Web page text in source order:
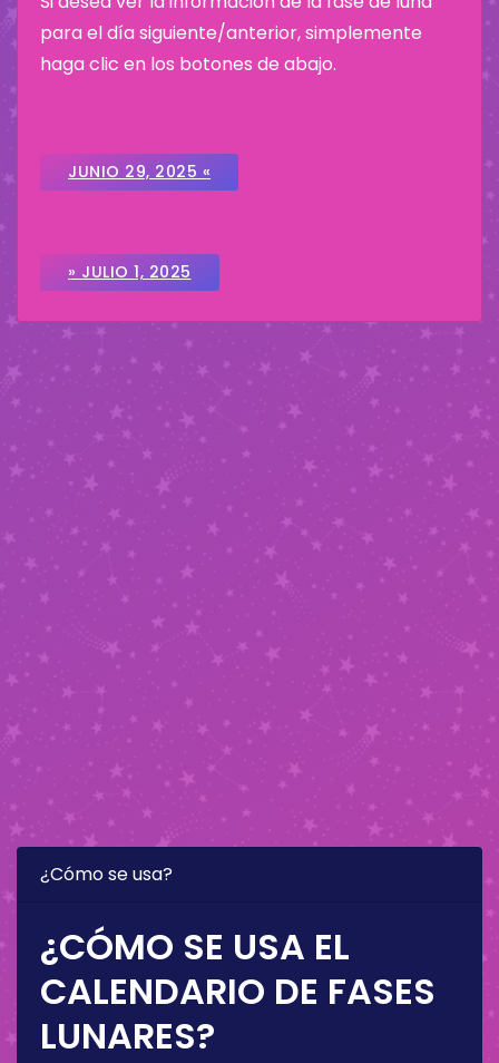
para el día siguiente/anterior, simplemente
haga clic en los botones de abajo.
JUNIO 29, 2025 «
» JULIO 1, 2025
¿Cómo se usa?
¿CÓMO SE USA EL
CALENDARIO DE FASES
LUNARES?